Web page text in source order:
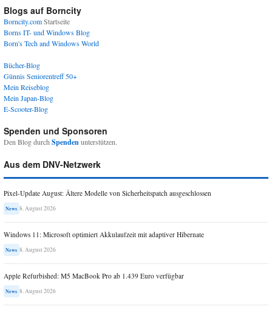
Blogs auf Borncity
Borncity.comStartseite
Borns IT- und Windows Blog
Born's Tech and Windows World
Bücher-Blog
Günnis Seniorentreff 50+
Mein Reiseblog
Mein Japan-Blog
E-Scooter-Blog
Spenden und Sponsoren
Den Blog durchSpendenunterstützen.
Aus dem DNV-Netzwerk
Pixel-Update August: Ältere Modelle von Sicherheitspatch ausgeschlossen
News 8. August 2026
Windows 11: Microsoft optimiert Akkulaufzeit mit adaptiver Hibernate
News 8. August 2026
Apple Refurbished: M5 MacBook Pro ab 1.439 Euro verfügbar
News 8. August 2026